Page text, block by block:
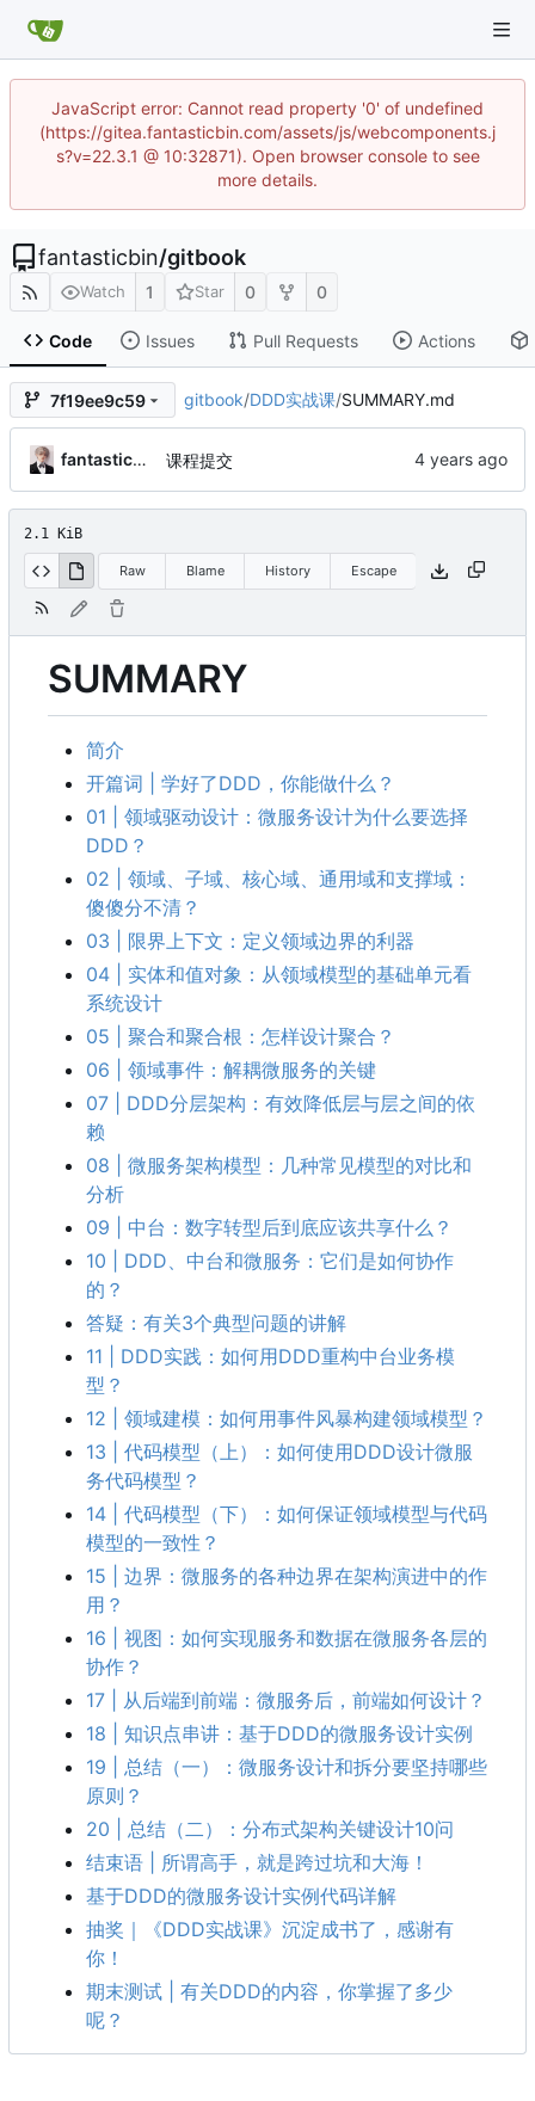
JavaScript error: Cannot read property '0' of undefined
(https://gitea.fantasticbin.com/assets/js/webcomponents.j
s?v=22.3.1 @ 10:32871). Open browser console to see
more details.
fantasticbin/gitbook
Watch 1 Star 0 0
Code Issues Pull Requests Actions
7f19ee9c59 gitbook/DDD实战课/SUMMARY.md
fantasticbin 课程提交
2.1 KiB
Raw Blame History Escape
SUMMARY
简介
开篇词 | 学好了DDD ， 你能做什么 ？
01 | 领域驱动设计 ： 微服务设计为什么要选择
DDD ？
02 | 领域、子域、核心域、通用域和支撑域：
傻傻分不清？
03 | 限界上下文：定义领域边界的利器
04 | 实体和值对象：从领域模型的基础单元看
系统设计
05 | 聚合和聚合根：怎样设计聚合？
06 | 领域事件：解耦微服务的关键
07 | DDD分层架构 ： 有效降低层与层之间的依
赖
08 | 微服务架构模型：几种常见模型的对比和
分析
09 | 中台：数字转型后到底应该共享什么？
10 | DDD、中台和微服务 ： 它们是如何协作
的 ？
答疑 ： 有关3个典型问题的讲解
11 | DDD实践 ： 如何用DDD重构中台业务模
型 ？
12 | 领域建模：如何用事件风暴构建领域模型？
13 | 代码模型 （上） ： 如何使用DDD设计微服
务代码模型 ？
14 | 代码模型（下）：如何保证领域模型与代码
模型的一致性？
15 | 边界：微服务的各种边界在架构演进中的作
用？
16 | 视图：如何实现服务和数据在微服务各层的
协作？
17 | 从后端到前端：微服务后，前端如何设计？
18 | 知识点串讲 ： 基于DDD的微服务设计实例
19 | 总结（一）：微服务设计和拆分要坚持哪些
原则？
20 | 总结 （二） ： 分布式架构关键设计10问
结束语 | 所谓高手，就是跨过坑和大海！
基于DDD的微服务设计实例代码详解
抽奖 ｜ 《DDD实战课》沉淀成书了 ， 感谢有
你 ！
期末测试 | 有关DDD的内容 ， 你掌握了多少
呢 ？